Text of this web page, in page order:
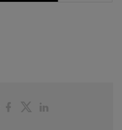
PartagerPartager